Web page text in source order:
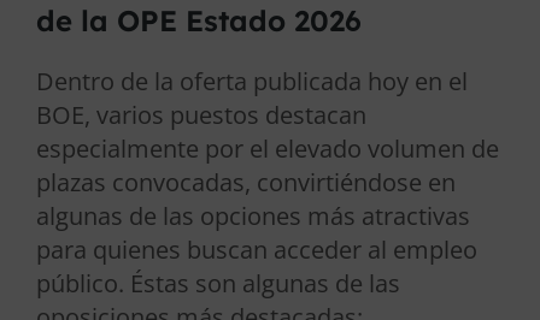
de la OPE Estado 2026
Dentro de la oferta publicada hoy en el
BOE, varios puestos destacan
especialmente por el elevado volumen de
plazas convocadas, convirtiéndose en
algunas de las opciones más atractivas
para quienes buscan acceder al empleo
público. Éstas son algunas de las